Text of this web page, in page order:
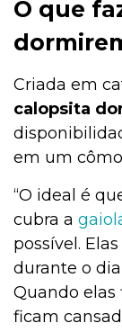
O que
Criada em
calopsita
em um
“O ideal é
cubra a
possível.
durante o
Quando
ficam